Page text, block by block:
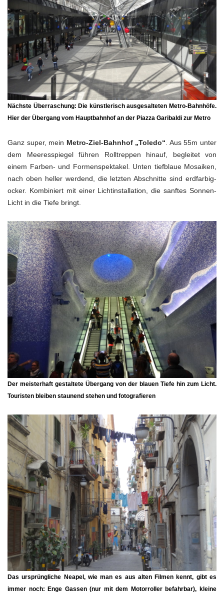
Nächste Überraschung: Die künstlerisch ausgesalteten Metro-Bahnhöfe.
Hier der Übergang vom Hauptbahnhof an der Piazza Garibaldi zur Metro
Ganz super, mein Metro-Ziel-Bahnhof „Toledo“. Aus 55m unter
dem Meeresspiegel führen Rolltreppen hinauf, begleitet von
einem Farben- und Formenspektakel. Unten tiefblaue Mosaiken,
nach oben heller werdend, die letzten Abschnitte sind erdfarbig-
ocker. Kombiniert mit einer Lichtinstallation, die sanftes Sonnen-
Licht in die Tiefe bringt.
Der meisterhaft gestaltete Übergang von der blauen Tiefe hin zum Licht.
Touristen bleiben staunend stehen und fotografieren
Dasursprüngliche Neapel , wie man es aus alten Filmen kennt, gibt es
immer noch: Enge Gassen (nur mit dem Motorroller befahrbar), kleine